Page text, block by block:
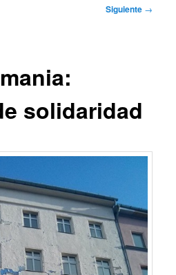
Siguiente →
solidaridad